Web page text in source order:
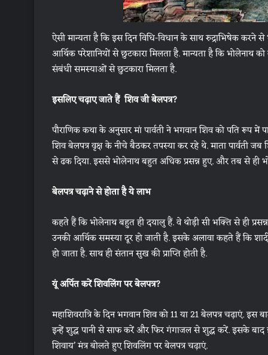
ऐसी मान्यता है कि इस दिन विधि-विधान के साथ रुद्राभिषेक करने
आर्थिक परेशानियों से छुटकारा मिलता है. मान्यता है कि भोलेनाथ
संबंधी समस्याओं से छुटकारा मिलता है.
इसलिए चढ़ाए जाते हैं शिव जी बेलपत्र?
पौराणिक कथा के अनुसार मां पार्वती ने भगवान शिव को पति रूप
शिव बेलपत्र वृक्ष के नीचे बैठकर तपस्या कर रहे थे. माता पार्वती
से ढक दिया. इससे भोलेनाथ बहुत अधिक प्रसन्न हुए. और तब से ही
बेलपत्र चढ़ाने से होता है ये लाभ
कहते हैं कि भोलेनाथ बहुत ही दयालु हैं. वे थोड़ी सी भक्ति से ही
उनकी आर्थिक समस्या दूर हो जाती है. इसके अलावा कहते हैं कि
हो जाता है. साथ ही संतान सुख की प्राप्ति होती है.
यूं अर्पित करें शिवलिंग पर बेलपत्र?
महाशिवरात्रि के दिन भगवान शिव को 11 या 21 बेलपत्र चढ़ाएं. इस
इन्हें शुद्ध पानी से साफ करें और फिर गंगाजल से शुद्ध करें. इसके
शिवाय’ मंत्र बोलते हुए शिवलिंग पर बेलपत्र चढ़ाएं.